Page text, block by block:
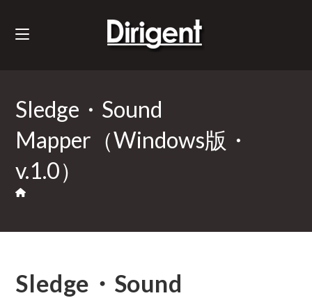
Sledge・Sound
Mapper（Windows版・
v.1.0）
Sledge・Sound